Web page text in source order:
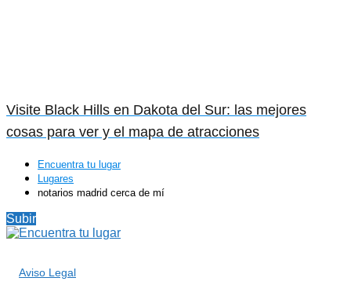
Visite Black Hills en Dakota del Sur: las mejores
cosas para ver y el mapa de atracciones
Encuentra tu lugar
Lugares
notarios madrid cerca de mí
Subir
Aviso Legal